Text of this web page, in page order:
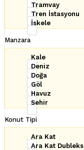
Tramvay
Tren İstasyonu
İskele
Manzara
Kale
Deniz
Doğa
Göl
Havuz
Şehir
Konut Tipi
Ara Kat
Ara Kat Dubleks